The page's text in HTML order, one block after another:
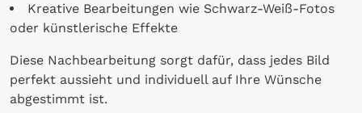
Kreative Bearbeitungen wie Schwarz-Weiß-Fotos
oder künstlerische Effekte
Diese Nachbearbeitung sorgt dafür, dass jedes Bild
perfekt aussieht und individuell auf Ihre Wünsche
abgestimmt ist.